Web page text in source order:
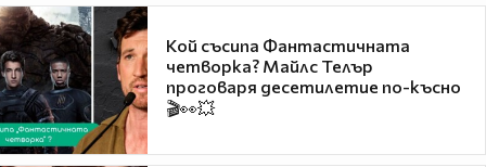
Кой съсипа Фантастичната
четворка? Майлс Телър
проговаря десетилетие по-късно
🎬👀💥